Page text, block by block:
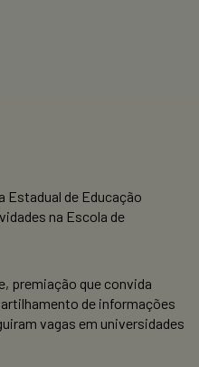
Estadual de Educação
na Escola de
premiação que convida
de informações
vagas em universidades